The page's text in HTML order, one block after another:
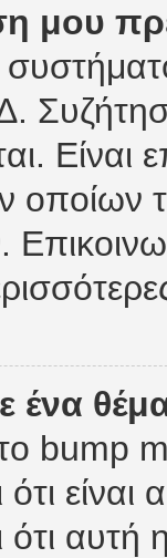
μου
Είναι
οποίων
ένα
bump
ότι
αυτή